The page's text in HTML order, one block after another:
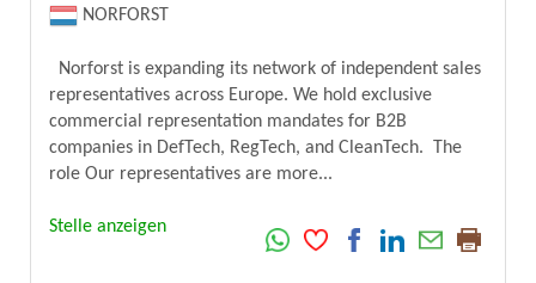
NORFORST
Norforst is expanding its network of independent sales
representatives across Europe. We hold exclusive
commercial representation mandates for B2B
companies in DefTech, RegTech, and CleanTech. The
role Our representatives are more...
Stelle anzeigen